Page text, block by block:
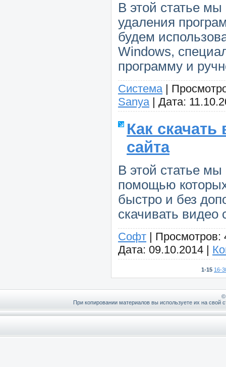
В этой статье
удаления
будем
Windows,
программу и
Система |
Sanya | Дата:
Как
сайта
В этой статье
помощью
быстро и без
скачивать
Софт | Просмотров:
Дата: 09.10.2014 |
1-15 16-
©
При копировании материалов вы используете их на свой